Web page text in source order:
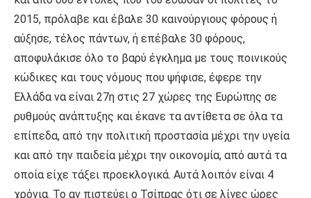
2015, πρόλαβε και έβαλε 30 καινούργιους φόρους ή
αύξησε, τέλος πάντων, ή επέβαλε 30 φόρους,
αποφυλάκισε όλο το βαρύ έγκλημα με τους ποινικούς
κώδικες και τους νόμους που ψήφισε, έφερε την
Ελλάδα να είναι 27η στις 27 χώρες της Ευρώπης σε
ρυθμούς ανάπτυξης και έκανε τα αντίθετα σε όλα τα
επίπεδα, από την πολιτική προστασία μέχρι την υγεία
και από την παιδεία μέχρι την οικονομία, από αυτά τα
οποία είχε τάξει προεκλογικά. Αυτά λοιπόν είναι 4
χρόνια. Το αν πιστεύει ο Τσίπρας ότι σε λίγες ώρες